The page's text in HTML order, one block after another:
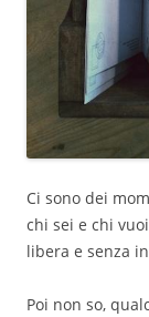
Ci sono dei
chi sei e chi
libera e senza
Poi non so,